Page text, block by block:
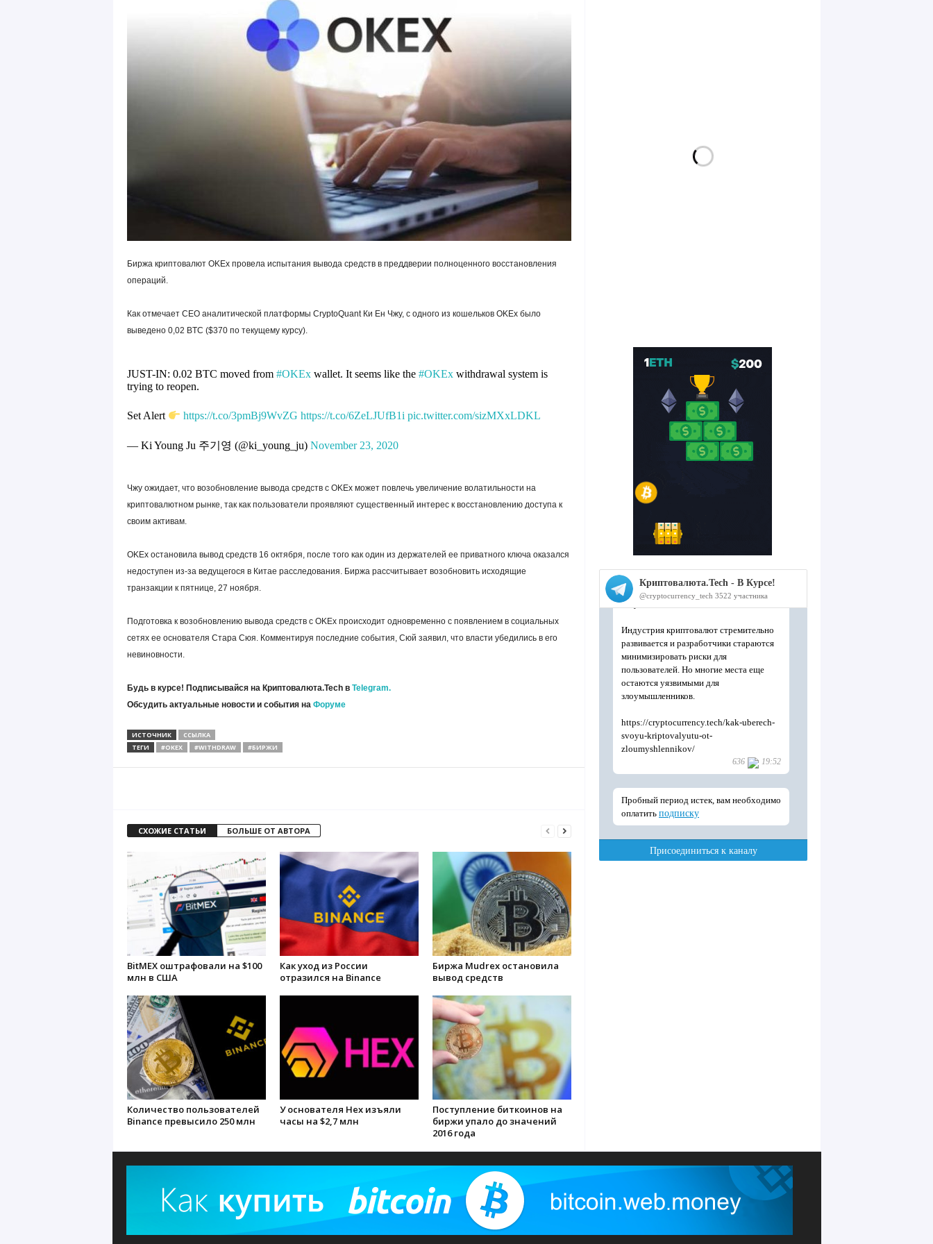
Биржа криптовалют OKEx провела испытания вывода средств в преддверии полноценного восстановления
операций.
Как отмечает CEO аналитической платформы CryptoQuant Ки Ен Чжу, с одного из кошельков OKEx было
выведено 0,02 BTC ($370 по текущему курсу).
JUST-IN: 0.02 BTC moved from #OKExwallet. It seems like the #OKExwithdrawal system is
trying to reopen.
Set Alert https://t.co/3pmBj9WvZG https://t.co/6ZeLJUfB1i pic.twitter.com/sizMXxLDKL
— Ki Young Ju 주기영 (@ki_young_ju) November 23, 2020
Чжу ожидает, что возобновление вывода средств с OKEx может повлечь увеличение волатильности на
криптовалютном рынке, так как пользователи проявляют существенный интерес к восстановлению доступа к
своим активам.
OKEx остановила вывод средств 16 октября, после того как один из держателей ее приватного ключа оказался
недоступен из-за ведущегося в Китае расследования. Биржа рассчитывает возобновить исходящие
транзакции к пятнице, 27 ноября.
Подготовка к возобновлению вывода средств с OKEx происходит одновременно с появлением в социальных
сетях ее основателя Стара Сюя. Комментируя последние события, Сюй заявил, что власти убедились в его
невиновности.
Будь в курсе! Подписывайся на Криптовалюта.Tech в Telegram.
Обсудить актуальные новости и события на Форуме
ИСТОЧНИК
ССЫЛКА
ТЕГИ
#OKEX #WITHDRAW #БИРЖИ
СХОЖИЕ СТАТЬИ БОЛЬШЕ ОТ АВТОРА
BitMEX оштрафовали на $100
млн в США
Как уход из России
отразился на Binance
Биржа Mudrex остановила
вывод средств
Количество пользователей
Binance превысило 250 млн
У основателя Hex изъяли
часы на $2,7 млн
Поступление биткоинов на
биржи упало до значений
2016 года